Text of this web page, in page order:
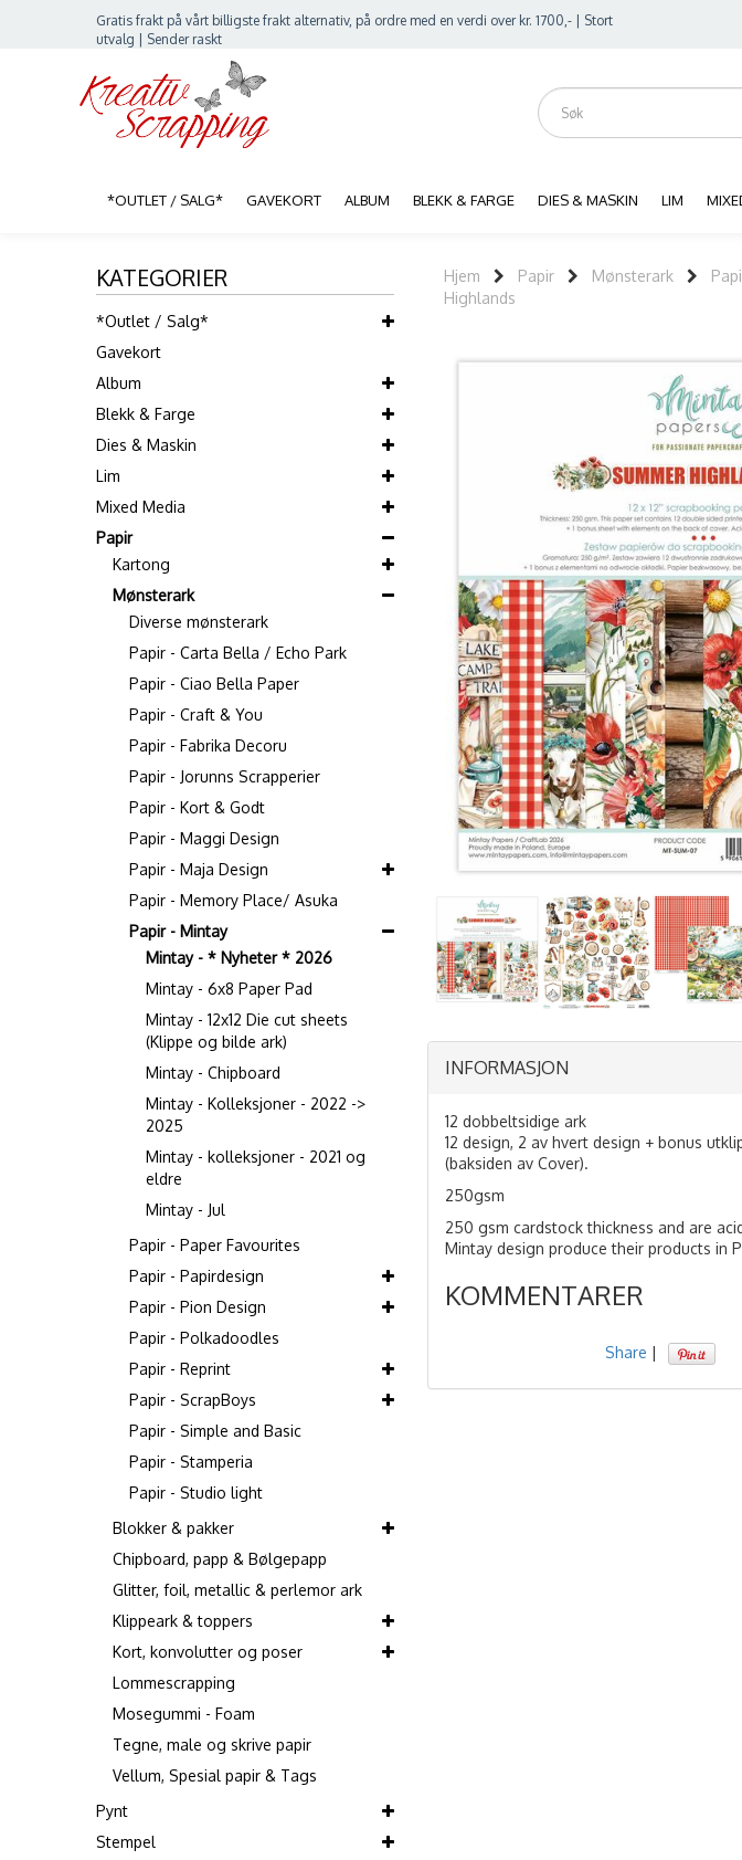
Gratis frakt på vårt billigste frakt alternativ, på ordre med en verdi over kr. 1700,- | Stort
utvalg | Sender raskt
*OUTLET / SALG* GAVEKORT ALBUM BLEKK & FARGE DIES & MASKIN LIM
KATEGORIER
*Outlet / Salg*
Gavekort
Album
Blekk & Farge
Dies & Maskin
Lim
Mixed Media
Papir
Kartong
Mønsterark
Diverse mønsterark
Papir - Carta Bella / Echo Park
Papir - Ciao Bella Paper
Papir - Craft & You
Papir - Fabrika Decoru
Papir - Jorunns Scrapperier
Papir - Kort & Godt
Papir - Maggi Design
Papir - Maja Design
Papir - Memory Place/ Asuka
Papir - Mintay
Mintay - * Nyheter * 2026
Mintay - 6x8 Paper Pad
Mintay - 12x12 Die cut sheets
(Klippe og bilde ark)
Mintay - Chipboard
Mintay - Kolleksjoner - 2022 ->
2025
Mintay - kolleksjoner - 2021 og
eldre
Mintay - Jul
Papir - Paper Favourites
Papir - Papirdesign
Papir - Pion Design
Papir - Polkadoodles
Papir - Reprint
Papir - ScrapBoys
Papir - Simple and Basic
Papir - Stamperia
Papir - Studio light
Blokker & pakker
Chipboard, papp & Bølgepapp
Glitter, foil, metallic & perlemor ark
Klippeark & toppers
Kort, konvolutter og poser
Lommescrapping
Mosegummi - Foam
Tegne, male og skrive papir
Vellum, Spesial papir & Tags
Pynt
Stempel
Hjem Papir Mønsterark
Highlands
INFORMASJON
12 dobbeltsidige ark
12 design, 2 av hvert design + bonus
(baksiden av Cover).
250gsm
250 gsm cardstock thickness and are
Mintay design produce their products in
KOMMENTARER
Share |